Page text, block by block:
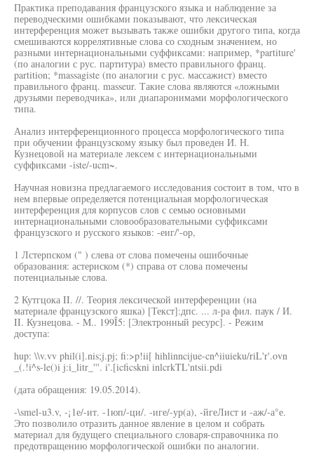
Практика преподавания французского языка и наблюдение за
переводческими ошибками показывают, что лексическая
интерференция может вызывать также ошибки другого типа, когда
смешиваются коррелятивные слова со сходным значением, но
разными интернациональными суффиксами: например, *partiture'
(по аналогии с рус. партитура) вместо правильного франц.
partition; *massagiste (по аналогии с рус. массажист) вместо
правильного франц. masseur. Такие слова являются «ложными
друзьями переводчика», или диапаронимами морфологического
типа.
Анализ интерференционного процесса морфологического типа
при обучении французскому языку был проведен И. Н.
Кузнецовой на материале лексем с интернациональными
суффиксами -iste/-ucm~.
Научная новизна предлагаемого исследования состоит в том, что в
нем впервые определяется потенциальная морфологическая
интерференция для корпусов слов с семью основными
интернациональными словообразовательными суффиксами
французского и русского языков: -еиг/'-ор,
1 Лстерпском (" ) слева от слова помечены ошибочные
образования: астериском (*) справа от слова помечены
потенциальные слова.
2 Кутгцока II. //. Теория лексической интерференции (на
материале французского яшка) [Текст]:дпс. ... л-ра фил. паук / И.
II. Кузнецова. - M.. 199Î5: [Электронный ресурс]. - Режим
доступа:
hup: \\v.vv phil(i].nis;j.pj; fi:>p!ii[ hihlinncijue-cn^iiuieku/riL'r'.ovn
_(.!i^s-le()i j:i_litr_'''. i'.[icficskni inlcrkTL'ntsii.pdi
(дата обращения: 19.05.2014).
-\smel-u3.v, -¡1е/-ит. -1юп/-ци/. -иге/-ур(а), -йгеЛист и -аж/-а°е.
Это позволило отразить данное явление в целом и собрать
материал для будущего специального словаря-справочника по
предотвращению морфологической ошибки по аналогии.